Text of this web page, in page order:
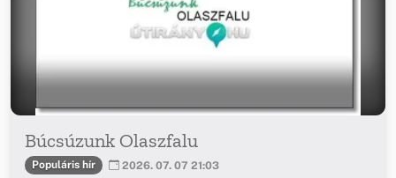
Búcsúzunk Olaszfalu
Populáris hír 2026. 07. 07 21:03